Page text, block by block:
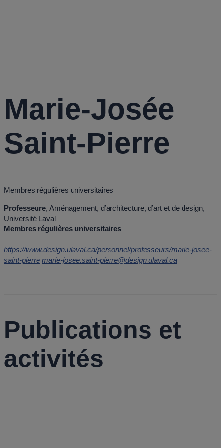
Marie-Josée
Saint-Pierre
Membres régulières universitaires
Professeure, Aménagement, d’architecture, d’art et de design,
Université Laval
Membres régulières universitaires
https://www.design.ulaval.ca/personnel/professeurs/marie-josee-
saint-pierre marie-josee.saint-pierre@design.ulaval.ca
Publications et
activités